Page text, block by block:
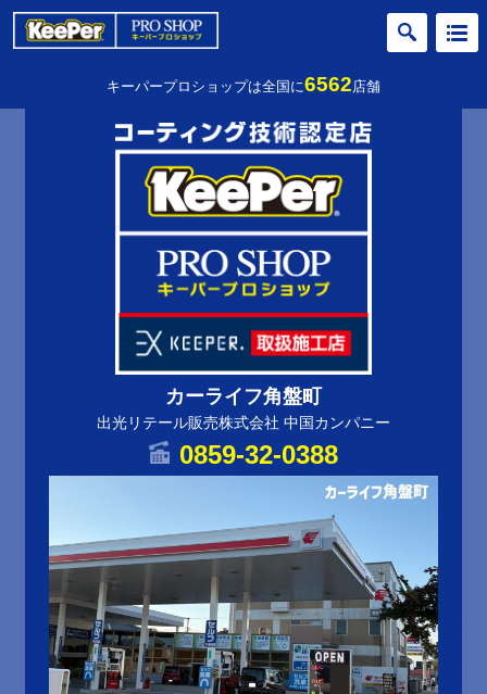
キーパープロショップは全国に6562店舗
カーライフ角盤町
出光リテール販売株式会社 中国カンパニー
0859-32-0388